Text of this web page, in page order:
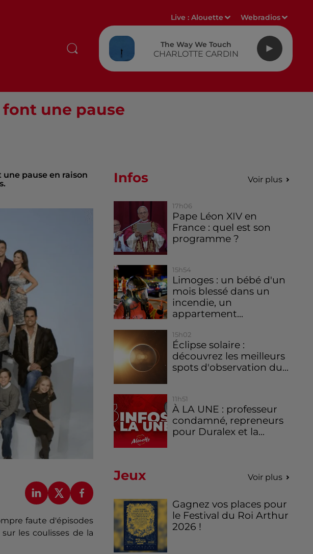
Live :Alouette Webradios
The Way We Touch
CHARLOTTE CARDIN
une pause
pause en raison
faute d'épisodes
les coulisses de la
Infos Voir plus
17h06
Pape Léon XIV en
France : quel est son
programme ?
15h54
Limoges : un bébé d'un
mois blessé dans un
incendie, un
appartement...
15h02
Éclipse solaire :
découvrez les meilleurs
spots d'observation du...
11h51
À LA UNE : professeur
condamné, repreneurs
pour Duralex et la...
Jeux Voir plus
Gagnez vos places pour
le Festival du Roi Arthur
2026 !